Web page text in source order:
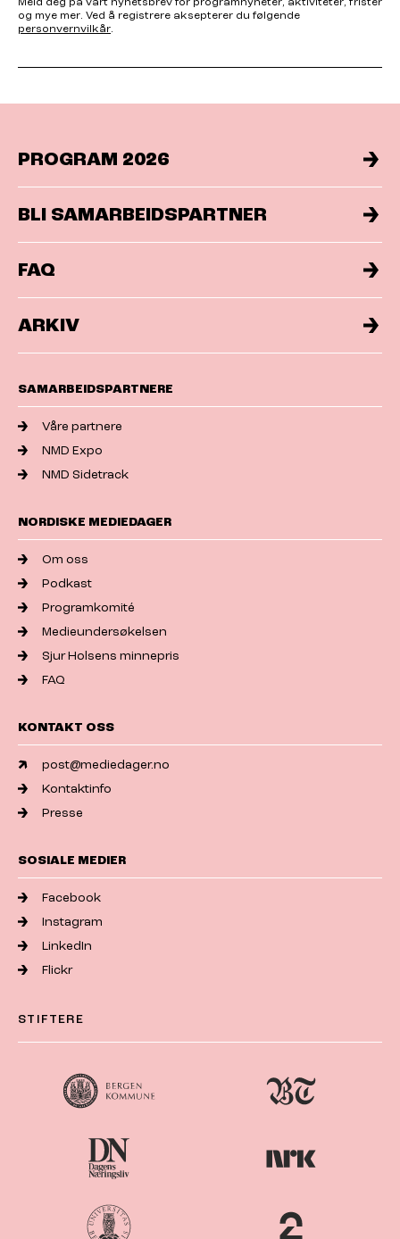
og mye mer. Ved å registrere aksepterer du følgende
personvernvilkår.
PROGRAM 2026
BLI SAMARBEIDSPARTNER
FAQ
ARKIV
SAMARBEIDSPARTNERE
Våre partnere
NMD Expo
NMD Sidetrack
NORDISKE MEDIEDAGER
Om oss
Podkast
Programkomité
Medieundersøkelsen
Sjur Holsens minnepris
FAQ
KONTAKT OSS
post@mediedager.no
Kontaktinfo
Presse
SOSIALE MEDIER
Facebook
Instagram
LinkedIn
Flickr
STIFTERE